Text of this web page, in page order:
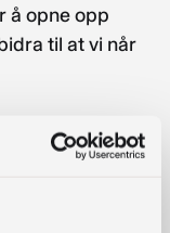
å opne opp
til at vi når